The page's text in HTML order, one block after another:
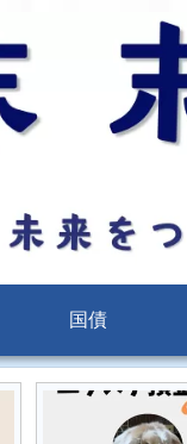
国債